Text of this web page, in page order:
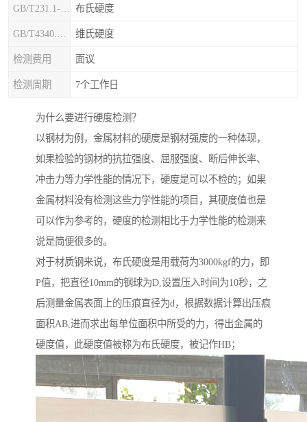
布氏硬度
维氏硬度
检测费用 面议
检测周期 7个工作日
为什么要进行硬度检测？
以钢材为例，金属材料的硬度是钢材强度的一种体现，
如果检验的钢材的抗拉强度、屈服强度、断后伸长率、
冲击力等力学性能的情况下，硬度是可以不检的；如果
金属材料没有检测这些力学性能的项目，其硬度值也是
可以作为参考的，硬度的检测相比于力学性能的检测来
说是简便很多的。
对于材质钢来说，布氏硬度是用载荷为3000kgf的力，即
P值，把直径10mm的钢球为D,设置压入时间为10秒，之
后测量金属表面上的压痕直径为d，根据数据计算出压痕
面积AB,进而求出每单位面积中所受的力，得出金属的
硬度值，此硬度值被称为布氏硬度，被记作HB；